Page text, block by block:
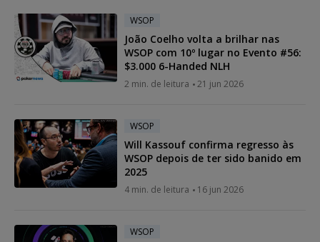
WSOP
João Coelho volta a brilhar nas
WSOP com 10º lugar no Evento #56:
$3.000 6-Handed NLH
2 min. de leitura 21 jun 2026
WSOP
Will Kassouf confirma regresso às
WSOP depois de ter sido banido em
2025
4 min. de leitura 16 jun 2026
WSOP